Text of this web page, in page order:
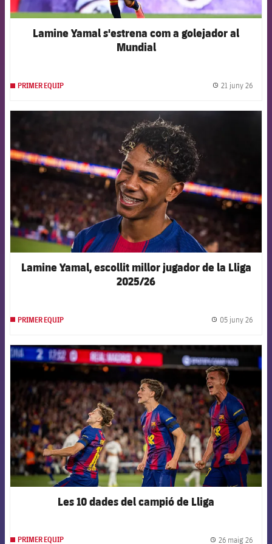
Lamine Yamal s'estrena com a golejador al
Mundial
PRIMER EQUIP 21 juny 26
FCB Barcelona badge
Lamine Yamal, escollit millor jugador de la Lliga
2025/26
PRIMER EQUIP 05 juny 26
FCB Barcelona badge
Les 10 dades del campió de Lliga
PRIMER EQUIP 26 maig 26